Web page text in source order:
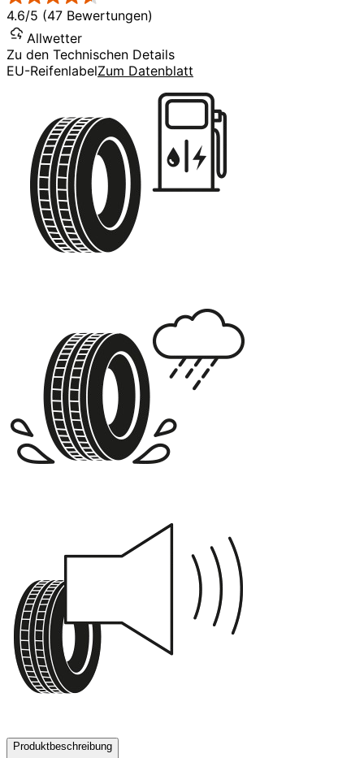
4.6/5 (47 Bewertungen)
Allwetter
Zu den Technischen Details
EU-ReifenlabelZum Datenblatt
Produktbeschreibung